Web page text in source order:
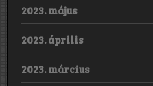
2023. május
2023. április
2023. március